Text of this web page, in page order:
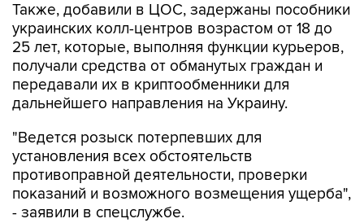
Также, добавили в ЦОС, задержаны пособники
украинских колл-центров возрастом от 18 до
25 лет, которые, выполняя функции курьеров,
получали средства от обманутых граждан и
передавали их в криптообменники для
дальнейшего направления на Украину.
"Ведется розыск потерпевших для
установления всех обстоятельств
противоправной деятельности, проверки
показаний и возможного возмещения ущерба",
- заявили в спецслужбе.